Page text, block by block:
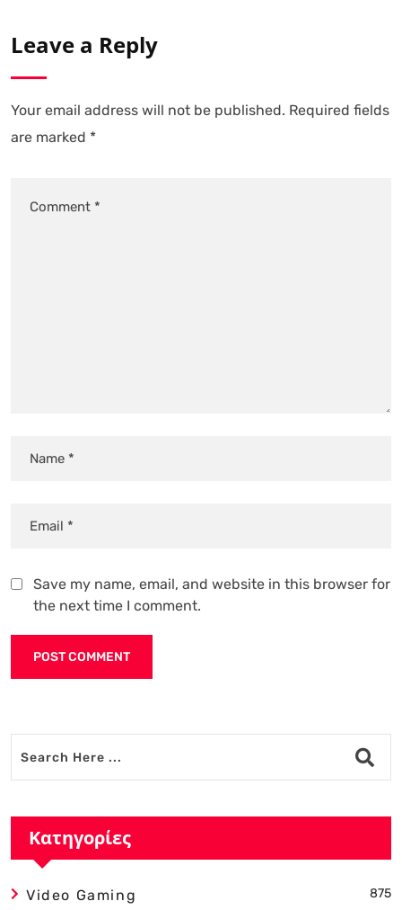
Leave a Reply
Your email address will not be published. Required fields
are marked *
Save my name, email, and website in this browser for
the next time I comment.
Κατηγορίες
Video Gaming 875